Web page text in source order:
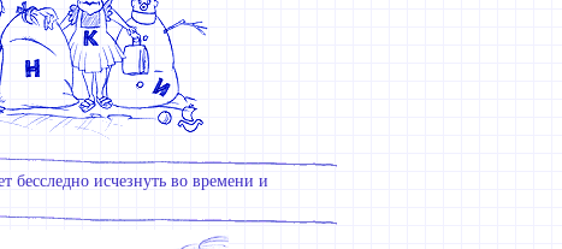
бесследно исчезнуть во времени и